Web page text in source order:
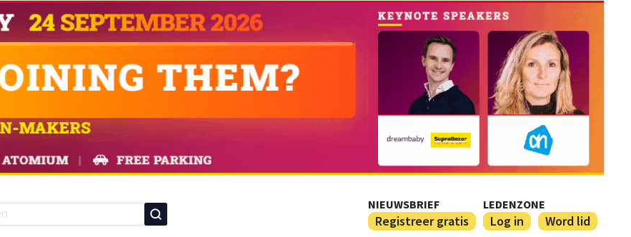
NIEUWSBRIEF
Registreer gratis
LEDENZONE
Log in Word lid